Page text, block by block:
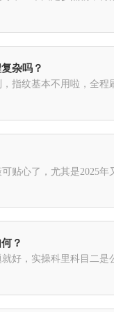
杂吗？
指纹基本不用啦，全
贴心了，尤其是2025
？
好，实操科里科目二